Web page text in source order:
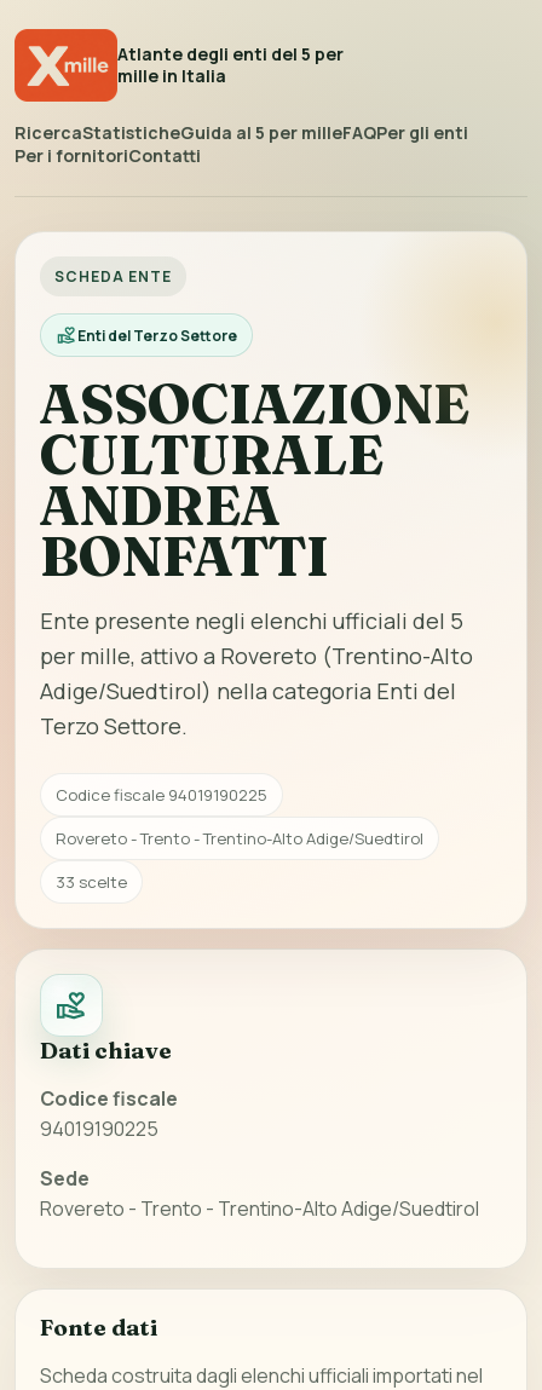
Atlante degli enti del 5 per
mille in Italia
RicercaStatisticheGuida al 5 per milleFAQPer gli enti
Per i fornitoriContatti
SCHEDA ENTE
Enti del Terzo Settore
ASSOCIAZIONE
CULTURALE
ANDREA
BONFATTI
Ente presente negli elenchi ufficiali del 5
per mille, attivo a Rovereto (Trentino-Alto
Adige/Suedtirol) nella categoria Enti del
Terzo Settore.
Codice fiscale 94019190225
Rovereto - Trento - Trentino-Alto Adige/Suedtirol
33 scelte
Dati chiave
Codice fiscale
94019190225
Sede
Rovereto - Trento - Trentino-Alto Adige/Suedtirol
Fonte dati
Scheda costruita dagli elenchi ufficiali importati nel